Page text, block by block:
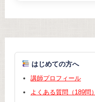
はじめての方へ
講師プロフィール
よくある質問（189問）